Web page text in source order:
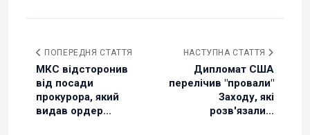
ПОПЕРЕДНЯ СТАТТЯ
МКС відсторонив
від посади
прокурора, який
видав ордер...
НАСТУПНА СТАТТЯ
Дипломат США
перелічив "провали"
Заходу, які
розв'язали...